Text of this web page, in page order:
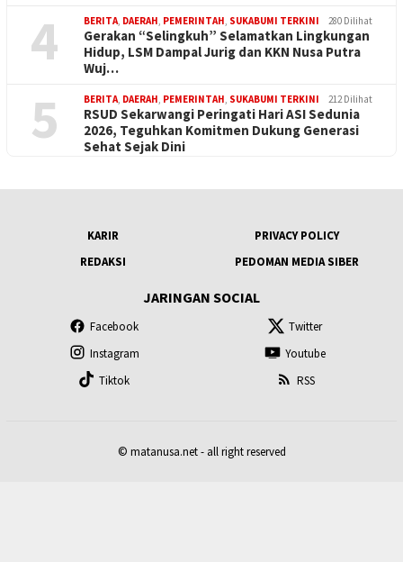
4 BERITA, DAERAH, PEMERINTAH, SUKABUMI TERKINI 280 Dilihat
Gerakan “Selingkuh” Selamatkan Lingkungan
Hidup, LSM Dampal Jurig dan KKN Nusa Putra
Wuj…
5 BERITA, DAERAH, PEMERINTAH, SUKABUMI TERKINI 212 Dilihat
RSUD Sekarwangi Peringati Hari ASI Sedunia
2026, Teguhkan Komitmen Dukung Generasi
Sehat Sejak Dini
KARIR
PRIVACY POLICY
REDAKSI
PEDOMAN MEDIA SIBER
JARINGAN SOCIAL
Facebook
Twitter
Instagram
Youtube
Tiktok
RSS
© matanusa.net - all right reserved